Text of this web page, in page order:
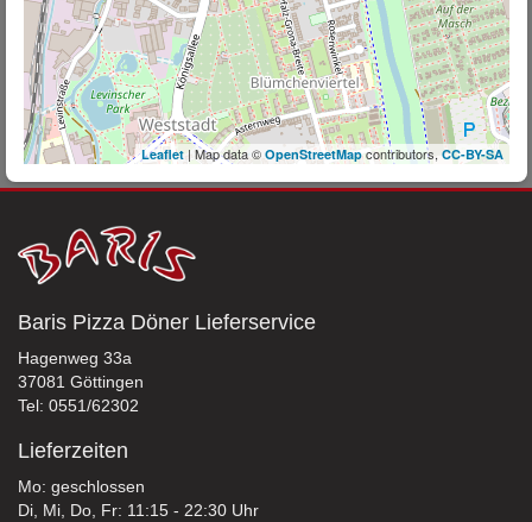
Leaflet| Map data © OpenStreetMapcontributors, CC-BY-SA
Baris Pizza Döner Lieferservice
Hagenweg 33a
37081 Göttingen
Tel: 0551/62302
Lieferzeiten
Mo: geschlossen
Di, Mi, Do, Fr: 11:15 - 22:30 Uhr